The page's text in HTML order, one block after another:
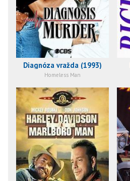
Diagnóza vražda (1993)
Homeless Man